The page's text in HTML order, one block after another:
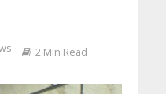
2 Min Read